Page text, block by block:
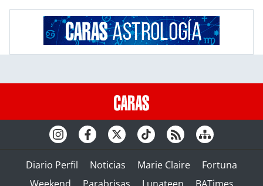
Diario Perfil Noticias Marie Claire
Fortuna